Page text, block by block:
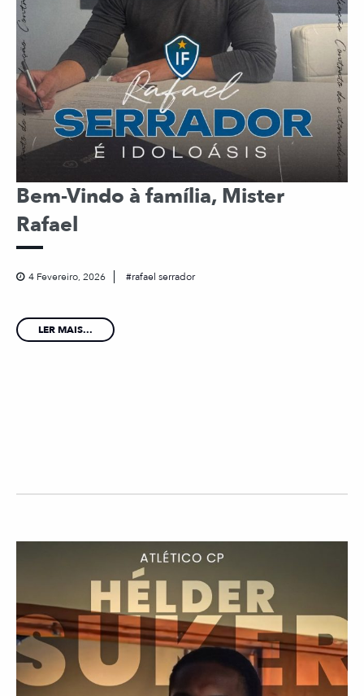
Bem-Vindo à família, Mister
Rafael
4 Fevereiro, 2026 rafael serrador
LER MAIS...